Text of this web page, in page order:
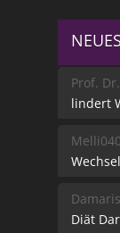
Prof.
lindert
Melli040
Diät